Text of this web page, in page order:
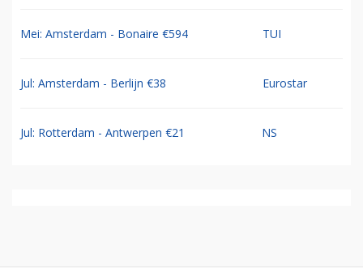
Mei: Amsterdam - Bonaire €594 TUI
Jul: Amsterdam - Berlijn €38 Eurostar
Jul: Rotterdam - Antwerpen €21 NS